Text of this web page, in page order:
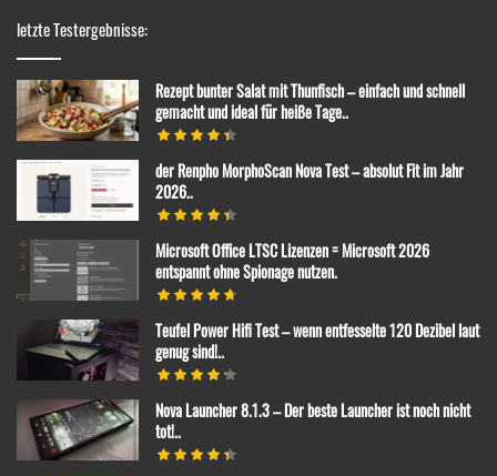
letzte Testergebnisse:
Rezept bunter Salat mit Thunfisch – einfach und schnell
gemacht und ideal für heiße Tage..
der Renpho MorphoScan Nova Test – absolut Fit im Jahr
2026..
Microsoft Office LTSC Lizenzen = Microsoft 2026
entspannt ohne Spionage nutzen.
Teufel Power Hifi Test – wenn entfesselte 120 Dezibel laut
genug sind!..
Nova Launcher 8.1.3 – Der beste Launcher ist noch nicht
tot!..